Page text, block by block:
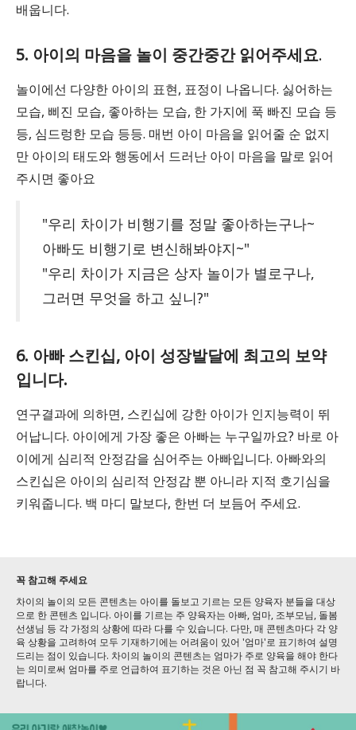
배웁니다.
5. 아이의 마음을 놀이 중간중간 읽어주세요.
놀이에선 다양한 아이의 표현, 표정이 나옵니다. 싫어하는
모습, 삐진 모습, 좋아하는 모습, 한 가지에 푹 빠진 모습 등
등, 심드렁한 모습 등등. 매번 아이 마음을 읽어줄 순 없지
만 아이의 태도와 행동에서 드러난 아이 마음을 말로 읽어
주시면 좋아요
"우리 차이가 비행기를 정말 좋아하는구나~
아빠도 비행기로 변신해봐야지~"
"우리 차이가 지금은 상자 놀이가 별로구나,
그러면 무엇을 하고 싶니?"
6. 아빠 스킨십, 아이 성장발달에 최고의 보약
입니다.
연구결과에 의하면, 스킨십에 강한 아이가 인지능력이 뛰
어납니다. 아이에게 가장 좋은 아빠는 누구일까요? 바로 아
이에게 심리적 안정감을 심어주는 아빠입니다. 아빠와의
스킨십은 아이의 심리적 안정감 뿐 아니라 지적 호기심을
키워줍니다. 백 마디 말보다, 한번 더 보듬어 주세요.
꼭 참고해 주세요
차이의 놀이의 모든 콘텐츠는 아이를 돌보고 기르는 모든 양육자 분들을 대상
으로 한 콘텐츠 입니다. 아이를 기르는 주 양육자는 아빠, 엄마, 조부모님, 돌봄
선생님 등 각 가정의 상황에 따라 다를 수 있습니다. 다만, 매 콘텐츠마다 각 양
육 상황을 고려하여 모두 기재하기에는 어려움이 있어 '엄마'로 표기하여 설명
드리는 점이 있습니다. 차이의 놀이의 콘텐츠는 엄마가 주로 양육을 해야 한다
는 의미로써 엄마를 주로 언급하여 표기하는 것은 아닌 점 꼭 참고해 주시기 바
랍니다.